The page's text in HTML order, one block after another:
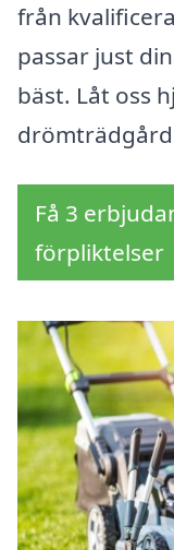
från
passar just
bäst. Låt oss
Få 3
förpliktelser